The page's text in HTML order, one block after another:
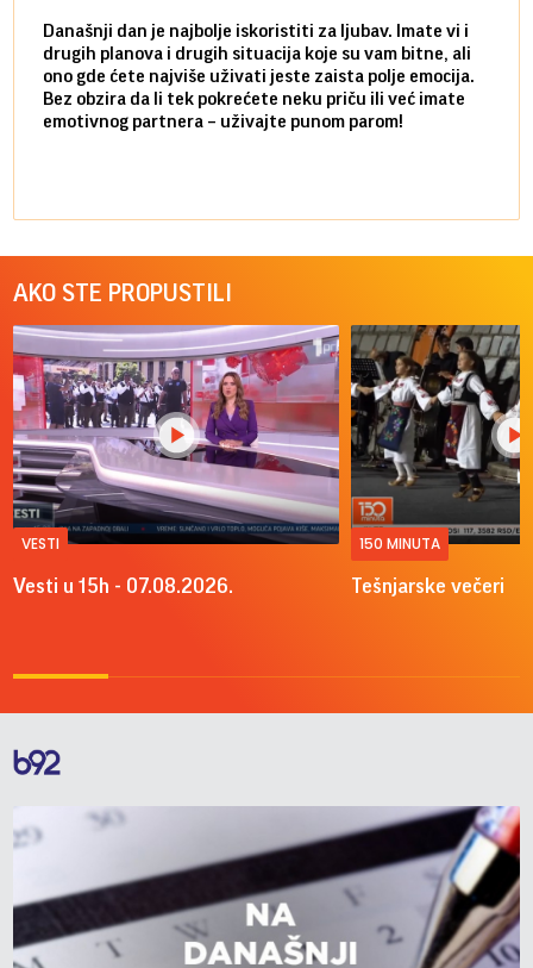
Današnji dan je najbolje iskoristiti za ljubav. Imate vi i
drugih planova i drugih situacija koje su vam bitne, ali
ono gde ćete najviše uživati jeste zaista polje emocija.
Bez obzira da li tek pokrećete neku priču ili već imate
emotivnog partnera – uživajte punom parom!
AKO STE PROPUSTILI
VESTI
Vesti u 15h - 07.08.2026.
150 MINUTA
Tešnjarske večeri